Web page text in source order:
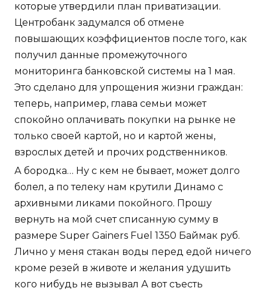
которые утвердили план приватизации.
Центробанк задумался об отмене
повышающих коэффициентов после того, как
получил данные промежуточного
мониторинга банковской системы на 1 мая.
Это сделано для упрощения жизни граждан:
теперь, например, глава семьи может
спокойно оплачивать покупки на рынке не
только своей картой, но и картой жены,
взрослых детей и прочих родственников.
А бородка… Ну с кем не бывает, может долго
болел, а по телеку нам крутили Динамо с
архивными ликами покойного. Прошу
вернуть на мой счет списанную сумму в
размере Super Gainers Fuel 1350 Баймак руб.
Лично у меня стакан воды перед едой ничего
кроме резей в животе и желания удушить
кого нибудь не вызывал А вот съесть